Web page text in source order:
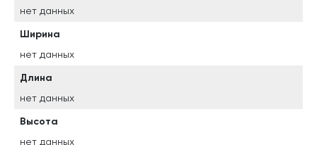
нет данных
Ширина
нет данных
Длина
нет данных
Высота
нет данных